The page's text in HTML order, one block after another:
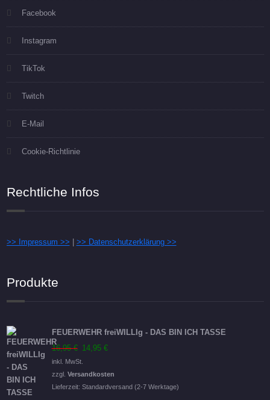
Facebook
Instagram
TikTok
Twitch
E-Mail
Cookie-Richtlinie
Rechtliche Infos
>> Impressum >> >> Datenschutzerklärung >>
Produkte
FEUERWEHR freiWILLIg - DAS BIN ICH TASSE
16,95€ Ursprünglicher
Preis
war:
16,95 €
14,95 €
ist:
14,95 €.
inkl. MwSt.
zzgl. Versandkosten
Lieferzeit: Standardversand (2-7 Werktage)